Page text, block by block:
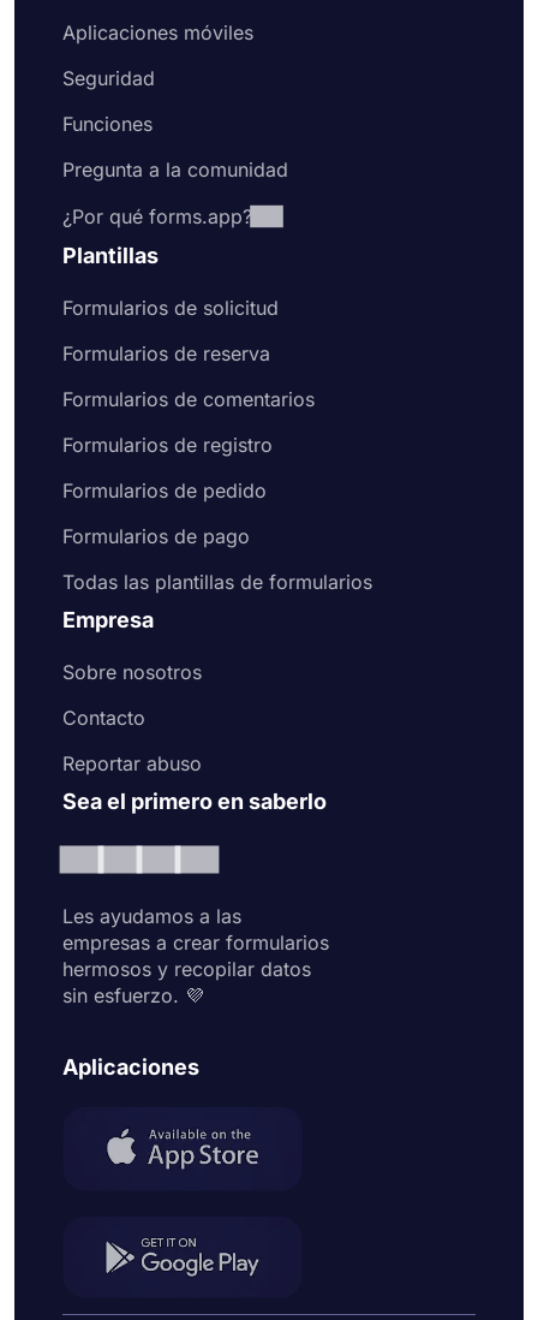
Aplicaciones móviles
Seguridad
Funciones
Pregunta a la comunidad
¿Por qué forms.app?
Plantillas
Formularios de solicitud
Formularios de reserva
Formularios de comentarios
Formularios de registro
Formularios de pedido
Formularios de pago
Todas las plantillas de formularios
Empresa
Sobre nosotros
Contacto
Reportar abuso
Sea el primero en saberlo
Les ayudamos a las
empresas a crear formularios
hermosos y recopilar datos
sin esfuerzo. 💜
Aplicaciones